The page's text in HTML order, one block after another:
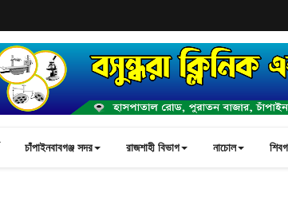
চাঁপাইনবাবগঞ্জ সদর রাজশাহী বিভাগ নাচোল